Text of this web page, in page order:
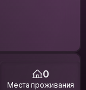
0
Места проживания